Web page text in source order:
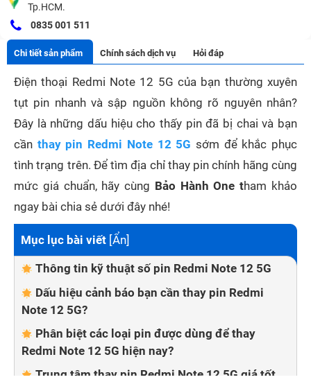
Tp.HCM.
0835 001 511
Chi tiết sản phẩm Chính sách dịch vụ Hỏi đáp
Điện thoại Redmi Note 12 5G của bạn thường xuyên
tụt pin nhanh và sập nguồn không rõ nguyên nhân?
Đây là những dấu hiệu cho thấy pin đã bị chai và bạn
cần thay pin Redmi Note 12 5G sớm để khắc phục
tình trạng trên. Để tìm địa chỉ thay pin chính hãng cùng
mức giá chuẩn, hãy cùng Bảo Hành One tham khảo
ngay bài chia sẻ dưới đây nhé!
Mục lục bài viết [Ẩn]
Thông tin kỹ thuật số pin Redmi Note 12 5G
Dấu hiệu cảnh báo bạn cần thay pin Redmi
Note 12 5G?
Phân biệt các loại pin được dùng để thay
Redmi Note 12 5G hiện nay?
Trung tâm thay pin Redmi Note 12 5G giá tốt,